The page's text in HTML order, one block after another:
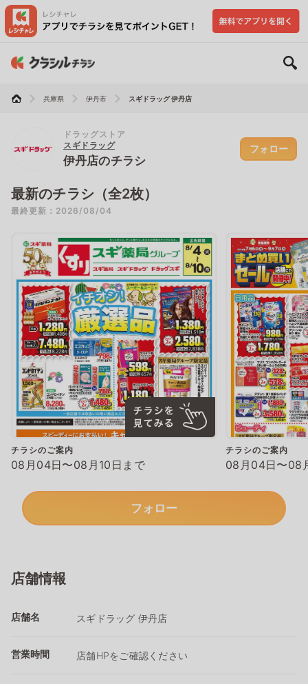
兵庫県 伊丹市 スギドラッグ 伊丹店
ドラッグストア
スギドラッグ
伊丹店のチラシ
フォロー
最新のチラシ（全2枚）
最終更新：2026/08/04
チラシのご案内
08月04日〜08月10日まで
チラシのご案内
08月04日〜08
フォロー
店舗情報
店舗名 スギドラッグ 伊丹店
営業時間 店舗HPをご確認ください